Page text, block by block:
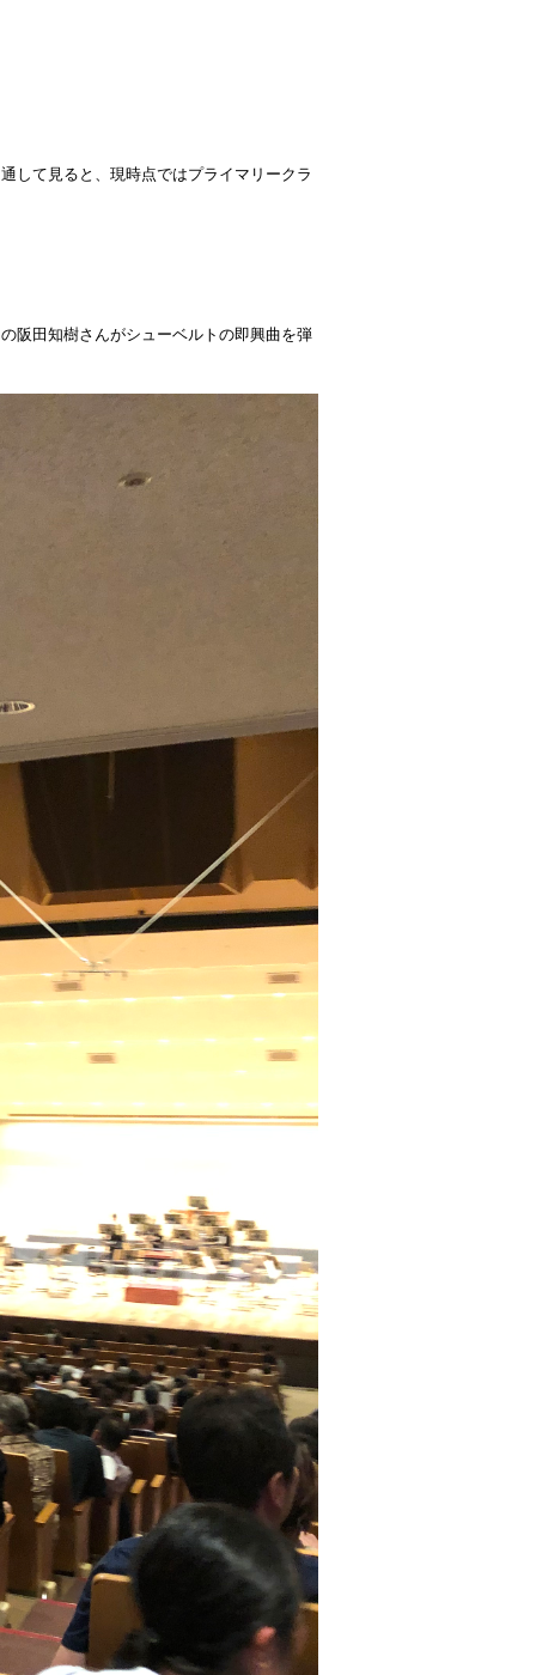
して見ると、現時点ではプライマリークラ
阪田知樹さんがシューベルトの即興曲を弾